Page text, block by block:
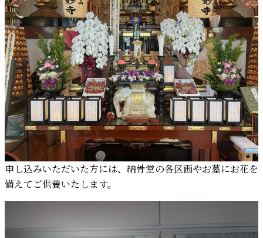
申し込みいただいた方には、納骨堂の各区画やお墓にお花を
備えてご供養いたします。